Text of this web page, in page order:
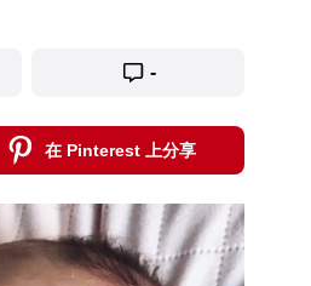
-
在 Pinterest 上分享